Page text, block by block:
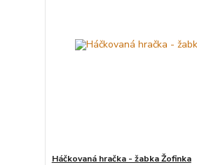
Háčkovaná hračka - žabka Žofinka